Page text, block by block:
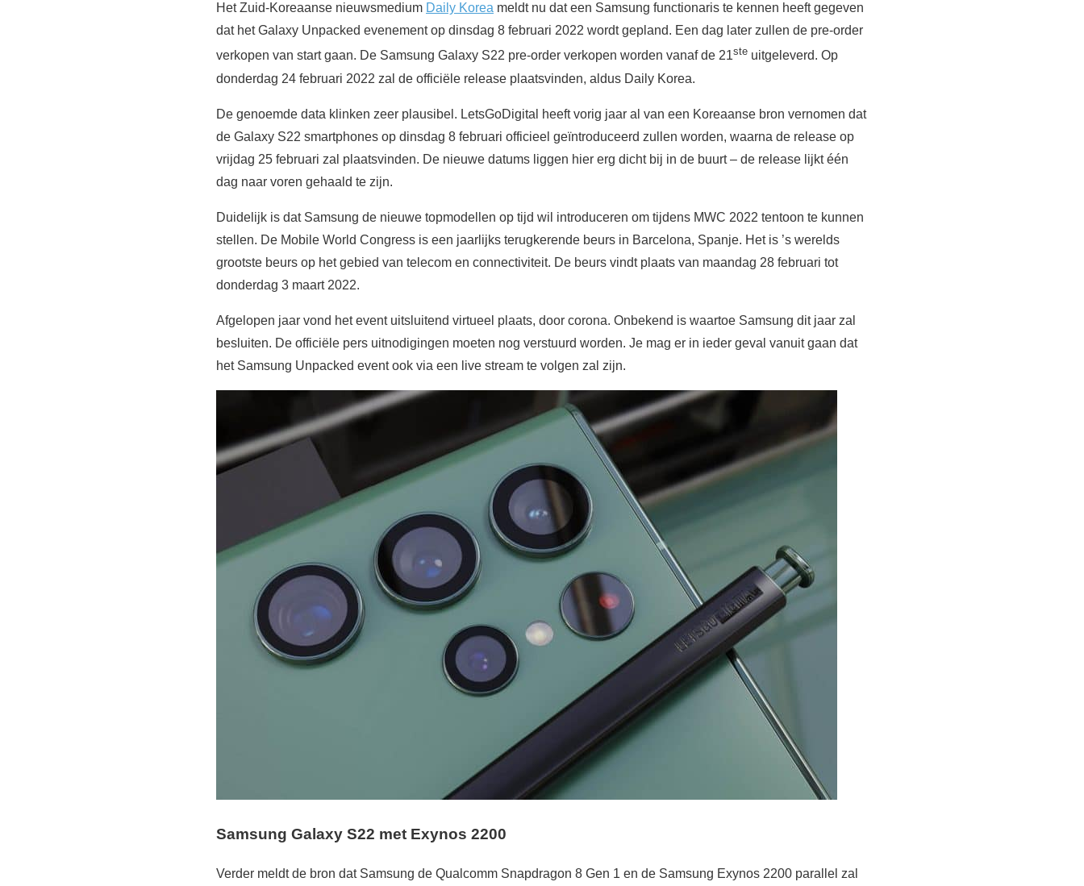
Het Zuid-Koreaanse nieuwsmedium Daily Korea meldt nu dat een Samsung functionaris te kennen heeft gegeven
dat het Galaxy Unpacked evenement op dinsdag 8 februari 2022 wordt gepland. Een dag later zullen de pre-order
verkopen van start gaan. De Samsung Galaxy S22 pre-order verkopen worden vanaf de 21ste uitgeleverd. Op
donderdag 24 februari 2022 zal de officiële release plaatsvinden, aldus Daily Korea.
De genoemde data klinken zeer plausibel. LetsGoDigital heeft vorig jaar al van een Koreaanse bron vernomen dat
de Galaxy S22 smartphones op dinsdag 8 februari officieel geïntroduceerd zullen worden, waarna de release op
vrijdag 25 februari zal plaatsvinden. De nieuwe datums liggen hier erg dicht bij in de buurt – de release lijkt één
dag naar voren gehaald te zijn.
Duidelijk is dat Samsung de nieuwe topmodellen op tijd wil introduceren om tijdens MWC 2022 tentoon te kunnen
stellen. De Mobile World Congress is een jaarlijks terugkerende beurs in Barcelona, Spanje. Het is ’s werelds
grootste beurs op het gebied van telecom en connectiviteit. De beurs vindt plaats van maandag 28 februari tot
donderdag 3 maart 2022.
Afgelopen jaar vond het event uitsluitend virtueel plaats, door corona. Onbekend is waartoe Samsung dit jaar zal
besluiten. De officiële pers uitnodigingen moeten nog verstuurd worden. Je mag er in ieder geval vanuit gaan dat
het Samsung Unpacked event ook via een live stream te volgen zal zijn.
Samsung Galaxy S22 met Exynos 2200
Verder meldt de bron dat Samsung de Qualcomm Snapdragon 8 Gen 1 en de Samsung Exynos 2200 parallel zal